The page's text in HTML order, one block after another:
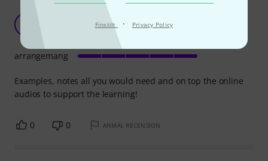
Finstilt · Privacy Policy
As easy as it can be
rickrock1979 05.10.2022
Examples, notes all you would need and on top the online
audios to support the learning!
arrangemang
0 0 ANMÄL RECENSION